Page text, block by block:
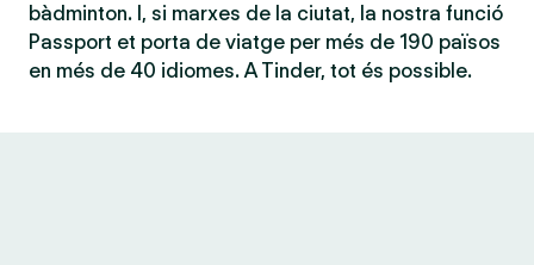
bàdminton. I, si marxes de la ciutat, la nostra funció
Passport et porta de viatge per més de 190 països
en més de 40 idiomes. A Tinder, tot és possible.